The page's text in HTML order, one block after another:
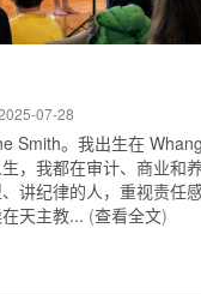
07-28
Smith。我出生在
，我都在审计、商业和
讲纪律的人，重视责任
天主教... (查看全文)